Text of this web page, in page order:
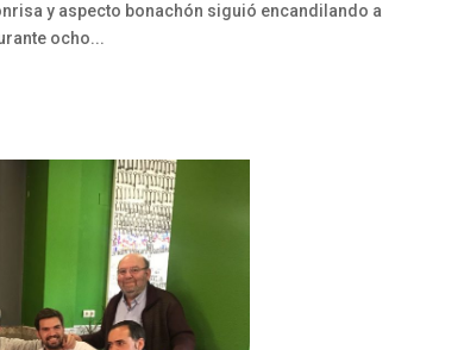
y aspecto bonachón siguió encandilando a
ocho...